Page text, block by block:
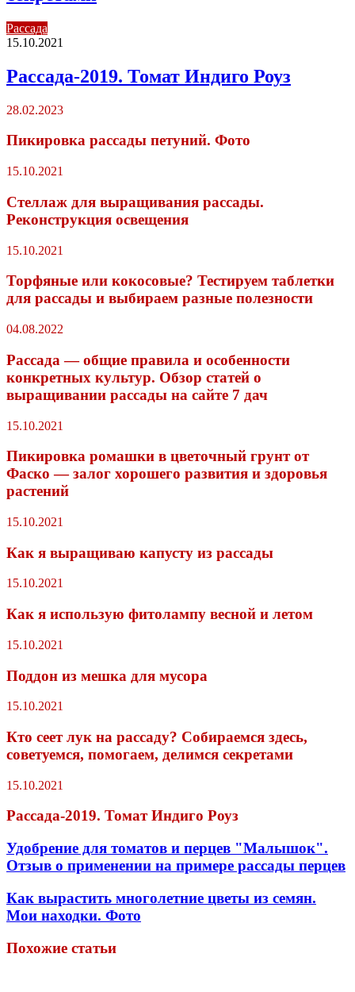
Рассада
15.10.2021
Рассада-2019. Томат Индиго Роуз
28.02.2023
Пикировка рассады петуний. Фото
15.10.2021
Стеллаж для выращивания рассады.
Реконструкция освещения
15.10.2021
Торфяные или кокосовые? Тестируем таблетки
для рассады и выбираем разные полезности
04.08.2022
Рассада — общие правила и особенности
конкретных культур. Обзор статей о
выращивании рассады на сайте 7 дач
15.10.2021
Пикировка ромашки в цветочный грунт от
Фаско — залог хорошего развития и здоровья
растений
15.10.2021
Как я выращиваю капусту из рассады
15.10.2021
Как я использую фитолампу весной и летом
15.10.2021
Поддон из мешка для мусора
15.10.2021
Кто сеет лук на рассаду? Собираемся здесь,
советуемся, помогаем, делимся секретами
15.10.2021
Рассада-2019. Томат Индиго Роуз
Удобрение для томатов и перцев "Малышок".
Отзыв о применении на примере рассады перцев
Как вырастить многолетние цветы из семян.
Мои находки. Фото
Похожие статьи